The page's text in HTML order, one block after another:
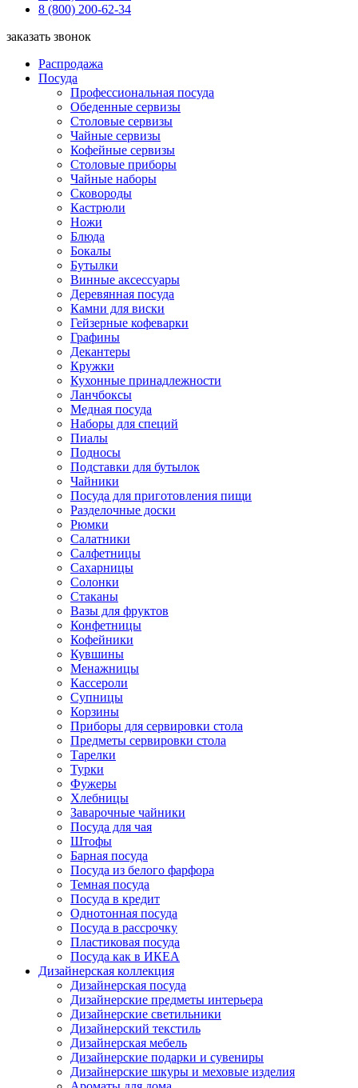
8 (800) 200-62-34
заказать звонок
Распродажа
Посуда
Профессиональная посуда
Обеденные сервизы
Столовые сервизы
Чайные сервизы
Кофейные сервизы
Столовые приборы
Чайные наборы
Сковороды
Кастрюли
Ножи
Блюда
Бокалы
Бутылки
Винные аксессуары
Деревянная посуда
Камни для виски
Гейзерные кофеварки
Графины
Декантеры
Кружки
Кухонные принадлежности
Ланчбоксы
Медная посуда
Наборы для специй
Пиалы
Подносы
Подставки для бутылок
Чайники
Посуда для приготовления пищи
Разделочные доски
Рюмки
Салатники
Салфетницы
Сахарницы
Солонки
Стаканы
Вазы для фруктов
Конфетницы
Кофейники
Кувшины
Менажницы
Кассероли
Супницы
Корзины
Приборы для сервировки стола
Предметы сервировки стола
Тарелки
Турки
Фужеры
Хлебницы
Заварочные чайники
Посуда для чая
Штофы
Барная посуда
Посуда из белого фарфора
Темная посуда
Посуда в кредит
Однотонная посуда
Посуда в рассрочку
Пластиковая посуда
Посуда как в ИКЕА
Дизайнерская коллекция
Дизайнерская посуда
Дизайнерские предметы интерьера
Дизайнерские светильники
Дизайнерский текстиль
Дизайнерская мебель
Дизайнерские подарки и сувениры
Дизайнерские шкуры и меховые изделия